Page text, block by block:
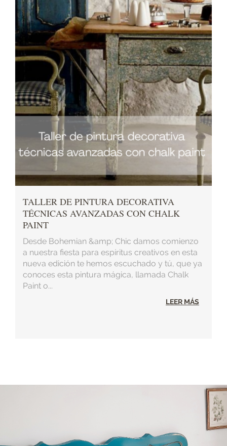
TALLER DE PINTURA DECORATIVA
TÉCNICAS AVANZADAS CON CHALK
PAINT
Desde Bohemian &amp; Chic damos comienzo
a nuestra fiesta para espíritus creativos en esta
nueva edición te hemos escuchado y tú, que ya
conoces esta pintura mágica, llamada Chalk
Paint o...
LEER MÁS